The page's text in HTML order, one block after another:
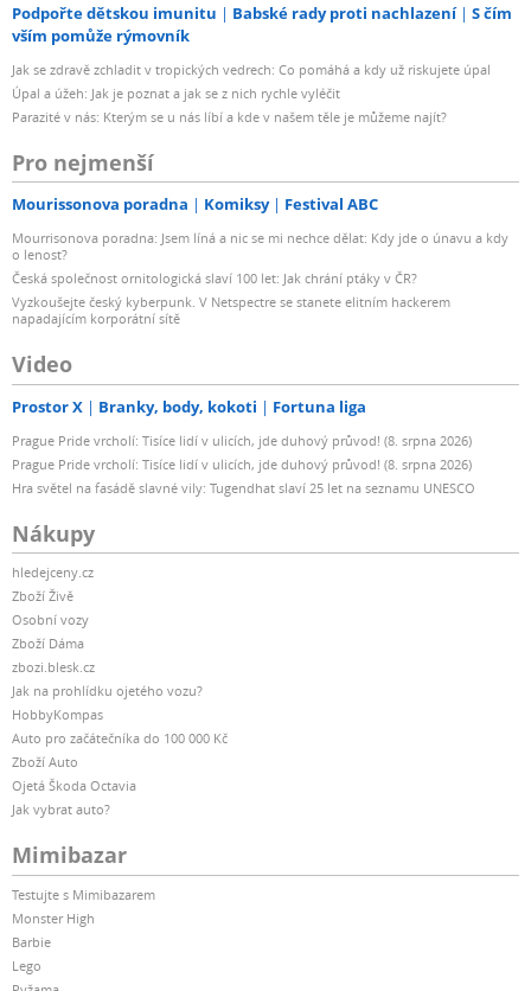
Podpořte dětskou imunitu Babské rady proti nachlazení
S čím
vším pomůže rýmovník
Jak se zdravě zchladit v tropických vedrech: Co pomáhá a kdy už riskujete úpal
Úpal a úžeh: Jak je poznat a jak se z nich rychle vyléčit
Parazité v nás: Kterým se u nás líbí a kde v našem těle je můžeme najít?
Pro nejmenší
Mourissonova poradna Komiksy Festival ABC
Mourrisonova poradna: Jsem líná a nic se mi nechce dělat: Kdy jde o únavu a kdy
o lenost?
Česká společnost ornitologická slaví 100 let: Jak chrání ptáky v ČR?
Vyzkoušejte český kyberpunk. V Netspectre se stanete elitním hackerem
napadajícím korporátní sítě
Video
Prostor X Branky, body, kokoti Fortuna liga
Prague Pride vrcholí: Tisíce lidí v ulicích, jde duhový průvod! (8. srpna 2026)
Prague Pride vrcholí: Tisíce lidí v ulicích, jde duhový průvod! (8. srpna 2026)
Hra světel na fasádě slavné vily: Tugendhat slaví 25 let na seznamu UNESCO
Nákupy
hledejceny.cz
Zboží Živě
Osobní vozy
Zboží Dáma
zbozi.blesk.cz
Jak na prohlídku ojetého vozu?
HobbyKompas
Auto pro začátečníka do 100 000 Kč
Zboží Auto
Ojetá Škoda Octavia
Jak vybrat auto?
Mimibazar
Testujte s Mimibazarem
Monster High
Barbie
Lego